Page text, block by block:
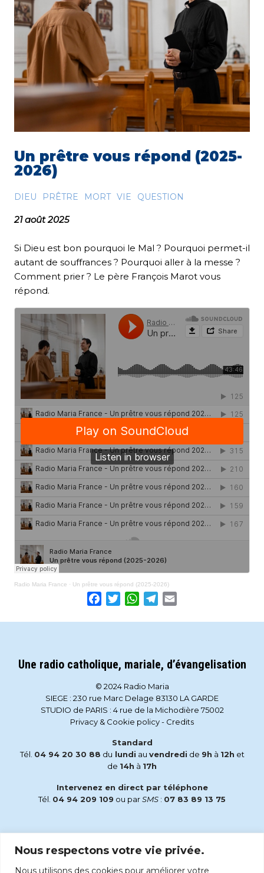
Nous respectons votre vie privée.
Nous utilisons des cookies pour améliorer votre
Un prêtre vous répond (2025-
2026)
DIEU PRÊTRE MORT VIE QUESTION
21 août 2025
Si Dieu est bon pourquoi le Mal ? Pourquoi permet-il
autant de souffrances ? Pourquoi aller à la messe ?
Comment prier ? Le père François Marot vous
répond.
Radio Maria France · Un prêtre vous répond (2025-2026)
Facebook
TwitterWhatsApp
Telegram
Une radio catholique, mariale, d’évangelisation
© 2024 Radio Maria
SIEGE : 230 rue Marc Delage 83130 LA GARDE
STUDIO de PARIS : 4 rue de la Michodière 75002
Privacy & Cookie policy- Credits
Standard
Tél. 04 94 20 30 88 du lundi au vendredi de 9h à 12h et
de 14h à 17h
Intervenez en direct par téléphone
Tél. 04 94 209 109 ou parSMS : 07 83 89 13 75
accueil@radiomaria.fr